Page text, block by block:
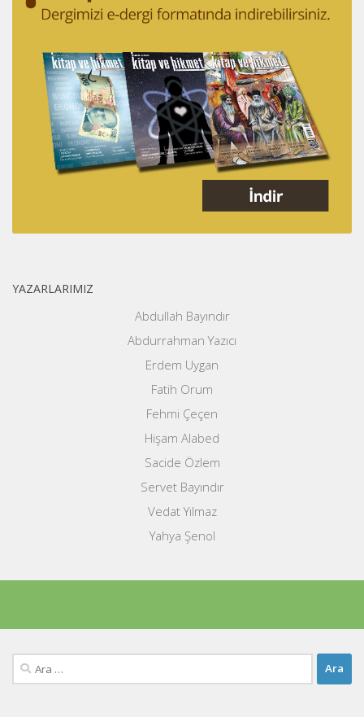
YAZARLARIMIZ
Abdullah Bayındır
Abdurrahman Yazıcı
Erdem Uygan
Fatih Orum
Fehmi Çeçen
Hişam Alabed
Sacide Özlem
Servet Bayındır
Vedat Yılmaz
Yahya Şenol
Arama: